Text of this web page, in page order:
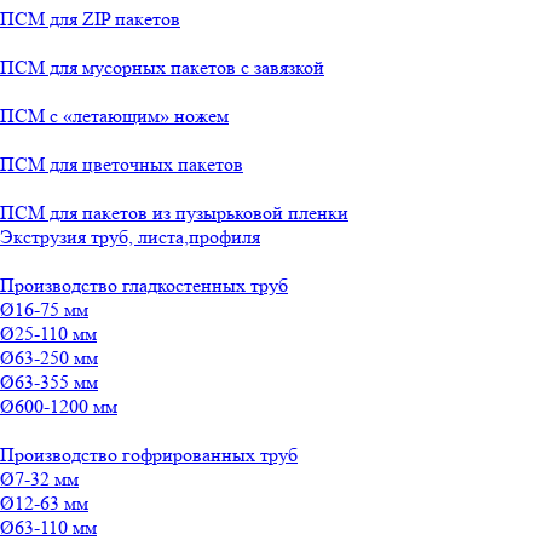
ПСМ для ZIP пакетов
ПСМ для мусорных пакетов с завязкой
ПСМ с «летающим» ножем
ПСМ для цветочных пакетов
ПСМ для пакетов из пузырьковой пленки
Экструзия труб, листа,профиля
Производство гладкостенных труб
Ø16-75 мм
Ø25-110 мм
Ø63-250 мм
Ø63-355 мм
Ø600-1200 мм
Производство гофрированных труб
Ø7-32 мм
Ø12-63 мм
Ø63-110 мм